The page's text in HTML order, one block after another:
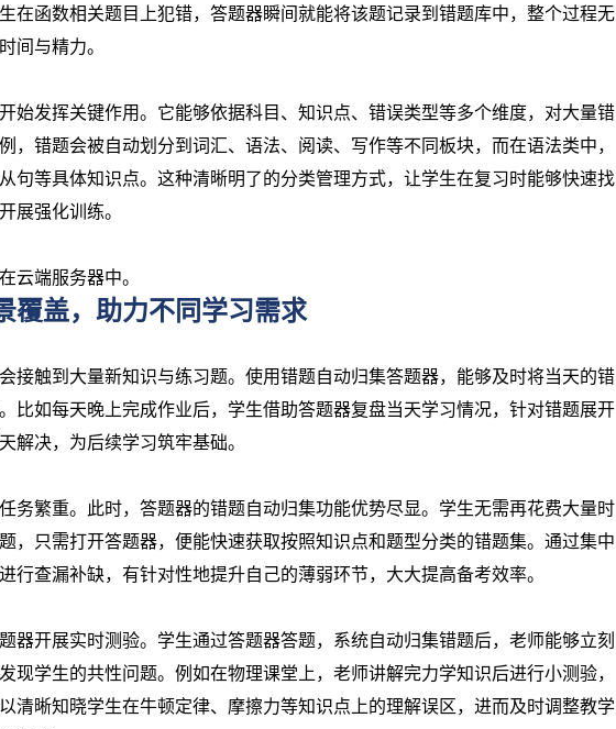
在函数相关题目上犯错，答题器瞬间就能将该题记录到错题库中，整个过程无
间与精力。
始发挥关键作用。它能够依据科目、知识点、错误类型等多个维度，对大量错
，错题会被自动划分到词汇、语法、阅读、写作等不同板块，而在语法类中，
句等具体知识点。这种清晰明了的分类管理方式，让学生在复习时能够快速找
展强化训练。
云端服务器中。
覆盖，助力不同学习需求
接触到大量新知识与练习题。使用错题自动归集答题器，能够及时将当天的错
比如每天晚上完成作业后，学生借助答题器复盘当天学习情况，针对错题展开
解决，为后续学习筑牢基础。
务繁重。此时，答题器的错题自动归集功能优势尽显。学生无需再花费大量时
，只需打开答题器，便能快速获取按照知识点和题型分类的错题集。通过集中
行查漏补缺，有针对性地提升自己的薄弱环节，大大提高备考效率。
器开展实时测验。学生通过答题器答题，系统自动归集错题后，老师能够立刻
现学生的共性问题。例如在物理课堂上，老师讲解完力学知识后进行小测验，
清晰知晓学生在牛顿定律、摩擦力等知识点上的理解误区，进而及时调整教学